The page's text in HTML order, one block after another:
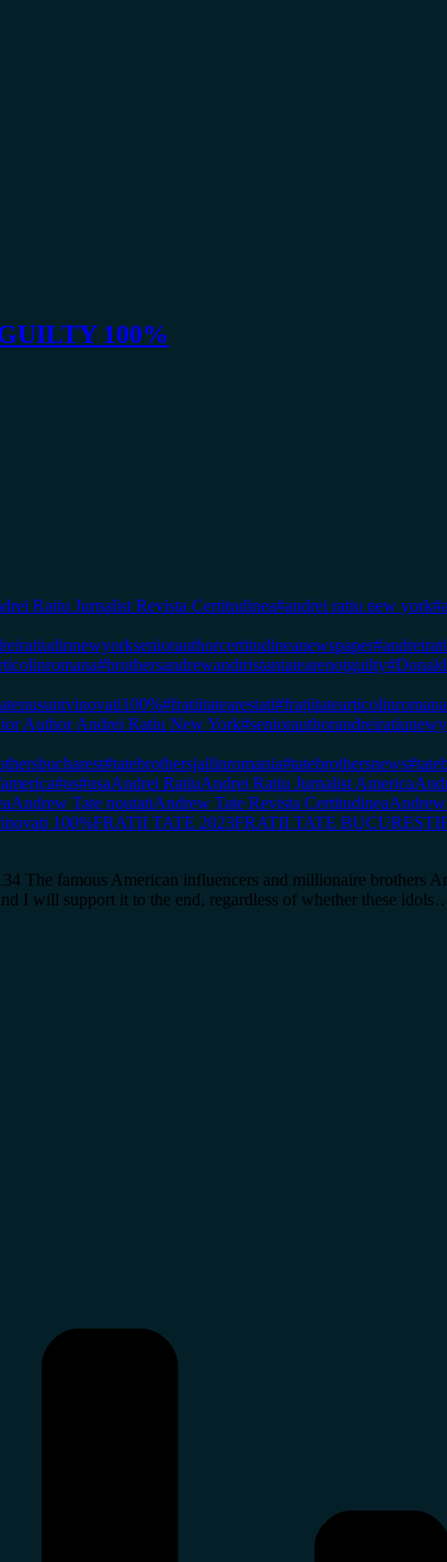
100%
Ratiu Jurnalist Revista Certitudinea#andrei ratiu new york
#brothersandrewandtristantatearenotguilty
#fratiitatearestati#frațiitatearticolinromana
Author Andrei Ratiu New York
#tatebrothersjailinromania#tatebrothersnews
#us#usaAndrei RatiuAndrei Ratiu Jurnalist America
Andrew Tate noutatiAndrew Tate Revista Certitudinea
100%FRATII TATE 2023FRATII TATE BUCURESTI
famous American influencers and millionaire brothers
I will support it to the end, regardless of whether these